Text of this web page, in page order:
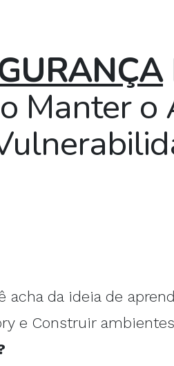
Manter o
da ideia de
e Construir